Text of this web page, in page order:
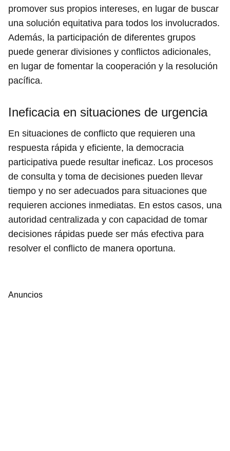
promover sus propios intereses, en lugar de buscar
una solución equitativa para todos los involucrados.
Además, la participación de diferentes grupos
puede generar divisiones y conflictos adicionales,
en lugar de fomentar la cooperación y la resolución
pacífica.
Ineficacia en situaciones de urgencia
En situaciones de conflicto que requieren una
respuesta rápida y eficiente, la democracia
participativa puede resultar ineficaz. Los procesos
de consulta y toma de decisiones pueden llevar
tiempo y no ser adecuados para situaciones que
requieren acciones inmediatas. En estos casos, una
autoridad centralizada y con capacidad de tomar
decisiones rápidas puede ser más efectiva para
resolver el conflicto de manera oportuna.
Anuncios